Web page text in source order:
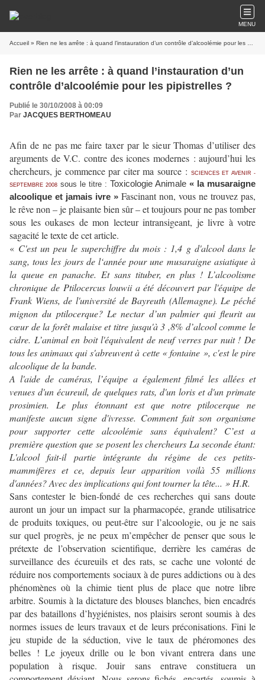
MENU
Accueil » Rien ne les arrête : à quand l’instauration d’un contrôle d’alcoolémie pour les pipistrelles ?
Rien ne les arrête : à quand l’instauration d’un
contrôle d’alcoolémie pour les pipistrelles ?
Publié le 30/10/2008 à 00:09
Par JACQUES BERTHOMEAU
Afin de ne pas me faire taxer par le sieur Thomas d’utiliser des
arguments de V.C. contre des icones modernes : aujourd’hui les
chercheurs, je commence par citer ma source :
SCIENCES ET AVENIR -
SEPTEMBRE 2008 sous le titre : Toxicologie Animale « la musaraigne
alcoolique et jamais ivre » Fascinant non, vous ne trouvez pas,
le rêve non – je plaisante bien sûr – et toujours pour ne pas tomber
sous les oukases de mon lecteur intransigeant, je livre à votre
sagacité le texte de cet article.
« C'est un peu le superchiffre du mois : 1,4 g d'alcool dans le
sang, tous les jours de l‘année pour une musaraigne asiatique à
la queue en panache. Et sans tituber, en plus ! L’alcoolisme
chronique de Ptilocercus louwii a été découvert par l'équipe de
Frank Wiens, de l'université de Bayreuth (Allemagne). Le péché
mignon du ptilocerque? Le nectar d’un palmier qui fleurit au
cœur de la forêt malaise et titre jusqu'à 3 ,8% d’alcool comme le
cidre. L’animal en boit l'équivalent de neuf verres par nuit ! De
tous les animaux qui s'abreuvent à cette « fontaine », c'est le pire
alcoolique de la bande.
A l'aide de caméras, l’équipe a également filmé les allées et
venues d'un écureuil, de quelques rats, d'un loris et d'un primate
prosimien. Le plus étonnant est que notre ptilocerque ne
manifeste aucun signe d'ivresse. Comment fait son organisme
pour supporter cette alcoolémie sans équivalent? C’est a
première question que se posent les chercheurs La seconde étant:
L'alcool fait-il partie intégrante du régime de ces petits-
mammifères et ce, depuis leur apparition voilà 55 millions
d'années? Avec des implications qui font tourner la tête... » H.R.
Sans contester le bien-fondé de ces recherches qui sans doute
auront un jour un impact sur la pharmacopée, grande utilisatrice
de produits toxiques, ou peut-être sur l’alcoologie, ou je ne sais
sur quel progrès, je ne peux m’empêcher de penser que sous le
prétexte de l’observation scientifique, derrière les caméras de
surveillance des écureuils et des rats, se cache une volonté de
réduire nos comportements sociaux à de pures addictions ou à des
phénomènes où la chimie tient plus de place que notre libre
arbitre. Soumis à la dictature des blouses blanches, bien encadrés
par des bataillons d’hygiénistes, nos plaisirs seront soumis à des
normes issues de leurs travaux et de leurs préconisations. Fini le
jeu stupide de la séduction, vive le taux de phéromones des
belles ! Le joyeux drille ou le bon vivant entrera dans une
population à risque. Jouir sans entrave constituera un